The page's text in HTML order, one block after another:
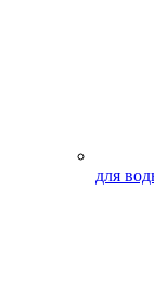
для